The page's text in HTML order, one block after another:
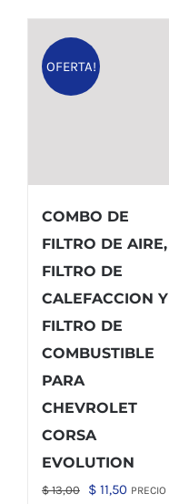
OFERTA!
COMBO DE
FILTRO DE AIRE,
FILTRO DE
CALEFACCION Y
FILTRO DE
COMBUSTIBLE
PARA
CHEVROLET
CORSA
EVOLUTION
$13,00
El
$ 11,50ElPRECIO